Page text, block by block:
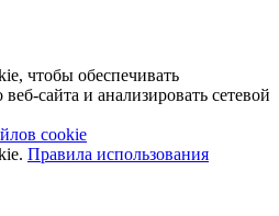
чтобы обеспечивать
сайта и анализировать сетевой
cookie
Правила использования